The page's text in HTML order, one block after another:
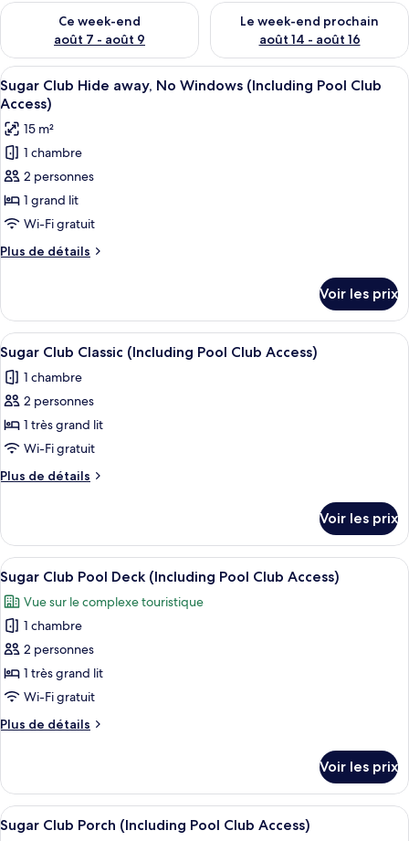
Ce week-end
août 7 - août 9
Vérifier la disponibilité pour ce week-end août 7 - août 9
Le week-end prochain
août 14 - août 16
Vérifier la disponibilité pour
Afficher
toutes
les
photos
pour
ce
type
de
chambre :
Sugar
Hide
away,
No
Windows
(Including
Pool
Club
Access)
Une chambre à coucher avec un
3
Sugar Club Hide away, No Windows (Including Pool Club
Access)
15 m²
1 chambre
2 personnes
1 grand lit
Wi-Fi gratuit
Plus de détails
Plus
le
type
de
chambre
Sugar
Club
away,
No
(Including
Voir les prix
Afficher
toutes
les
photos
pour
ce
type
de
Sugar
Club
Classic
(Including
Pool
Club
Access)
Une chambre à coucher avec un lit,
4
Sugar Club Classic (Including Pool Club Access)
1 chambre
2 personnes
1 très grand lit
Wi-Fi gratuit
Plus de détails
Plus
le
type
de
chambre
Sugar
Club
Classic
(Including
Pool
Club
Access)
Voir les prix
Afficher
toutes
les
photos
pour
ce
type
chambre :
Pool
Deck
Une chambre d’hôtel avec un grand
6
Sugar Club Pool Deck (Including Pool Club Access)
Vue sur le complexe touristique
1 chambre
2 personnes
1 très grand lit
Wi-Fi gratuit
Plus de détails
Plus
le
type
de
Voir les prix
Afficher
toutes
Une chambre d’hôtel avec un lit,
5
Sugar Club Porch (Including Pool Club Access)